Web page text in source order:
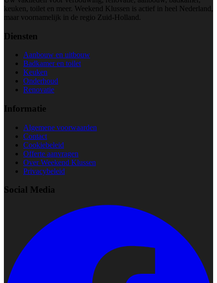
keuken, toilet en meer. Weekend Klussen is actief in heel Nederland,
maar voornamelijk in de regio Zuid-Holland.
Diensten
Aanbouw en uitbouw
Badkamer en toilet
Keuken
Onderhoud
Renovatie
Informatie
Algemene voorwaarden
Contact
Cookiebeleid
Offerte aanvragen
Over Weekend Klussen
Privacybeleid
Social Media